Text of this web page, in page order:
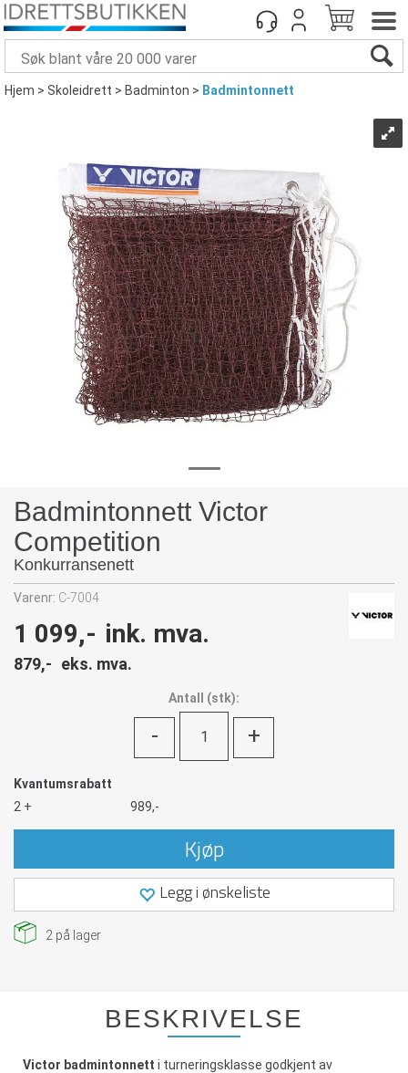
Hjem>Skoleidrett>Badminton> Badmintonnett
Badmintonnett Victor
Competition
Konkurransenett
Varenr: C-7004
1 099,- ink. mva.
879,- eks. mva.
Antall (stk):
- +
Kvantumsrabatt
2 +
989,-
Kjøp
Legg i ønskeliste
2 på lager
BESKRIVELSE
Victor badmintonnett i turneringsklasse godkjent av